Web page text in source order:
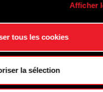
Afficher
tous les cookies
la sélection